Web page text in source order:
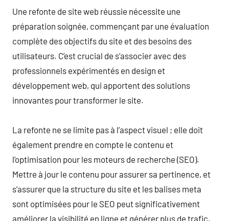
Une refonte de site web réussie nécessite une
préparation soignée, commençant par une évaluation
complète des objectifs du site et des besoins des
utilisateurs. C’est crucial de s’associer avec des
professionnels expérimentés en design et
développement web, qui apportent des solutions
innovantes pour transformer le site.
La refonte ne se limite pas à l’aspect visuel ; elle doit
également prendre en compte le contenu et
l’optimisation pour les moteurs de recherche (SEO).
Mettre à jour le contenu pour assurer sa pertinence, et
s’assurer que la structure du site et les balises meta
sont optimisées pour le SEO peut significativement
améliorer la visibilité en ligne et générer plus de trafic.